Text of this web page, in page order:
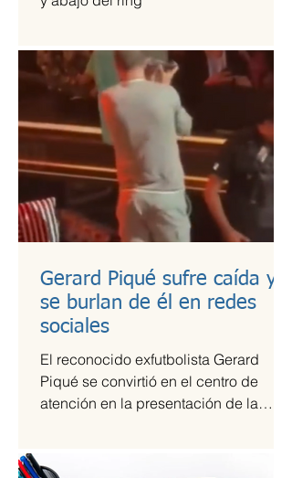
Gerard Piqué sufre caída y
se burlan de él en redes
sociales
El reconocido exfutbolista Gerard
Piqué se convirtió en el centro de
atención en la presentación de la